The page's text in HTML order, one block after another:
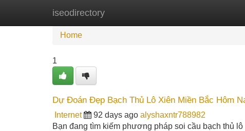
iseodirectory
Home
Home
1
Dự Đoán Đẹp Bạch Thủ Lô Xiên Miền Bắc Hôm
Internet 92 days ago alyshaxntr788982
Bạn đang tìm kiếm phương pháp soi cầu bạch thủ